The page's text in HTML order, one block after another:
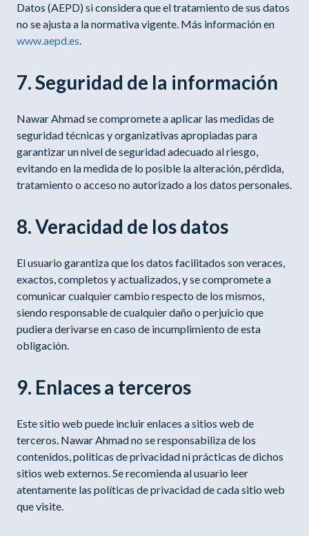
Datos (AEPD) si considera que el tratamiento de sus datos
no se ajusta a la normativa vigente. Más información en
www.aepd.es.
7. Seguridad de la información
Nawar Ahmad se compromete a aplicar las medidas de
seguridad técnicas y organizativas apropiadas para
garantizar un nivel de seguridad adecuado al riesgo,
evitando en la medida de lo posible la alteración, pérdida,
tratamiento o acceso no autorizado a los datos personales.
8. Veracidad de los datos
El usuario garantiza que los datos facilitados son veraces,
exactos, completos y actualizados, y se compromete a
comunicar cualquier cambio respecto de los mismos,
siendo responsable de cualquier daño o perjuicio que
pudiera derivarse en caso de incumplimiento de esta
obligación.
9. Enlaces a terceros
Este sitio web puede incluir enlaces a sitios web de
terceros. Nawar Ahmad no se responsabiliza de los
contenidos, políticas de privacidad ni prácticas de dichos
sitios web externos. Se recomienda al usuario leer
atentamente las políticas de privacidad de cada sitio web
que visite.